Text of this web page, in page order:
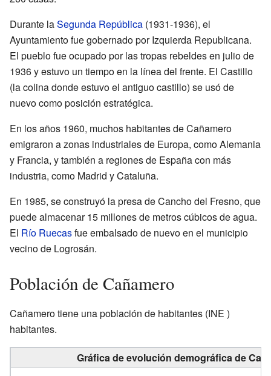
Durante laSegunda República (1931-1936), el
Ayuntamiento fue gobernado por Izquierda Republicana.
El pueblo fue ocupado por las tropas rebeldes en julio de
1936 y estuvo un tiempo en la línea del frente. El Castillo
(la colina donde estuvo el antiguo castillo) se usó de
nuevo como posición estratégica.
En los años 1960, muchos habitantes de Cañamero
emigraron a zonas industriales de Europa, como Alemania
y Francia, y también a regiones de España con más
industria, como Madrid y Cataluña.
En 1985, se construyó la presa de Cancho del Fresno, que
puede almacenar 15 millones de metros cúbicos de agua.
El Río Ruecasfue embalsado de nuevo en el municipio
vecino de Logrosán.
Población de Cañamero
Cañamero tiene una población de habitantes (INE )
habitantes.
Gráfica de evolución demográfica de